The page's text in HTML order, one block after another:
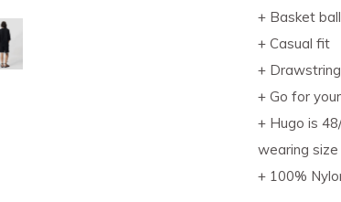
+ Basket
+ Casual fit
+
+ Go for
+ Hugo is
wearing size
+ 100%